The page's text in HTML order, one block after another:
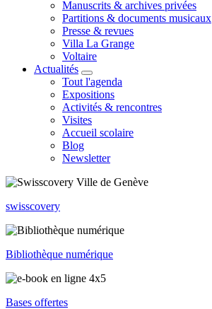
Manuscrits & archives privées
Partitions & documents musicaux
Presse & revues
Villa La Grange
Voltaire
Actualités
Tout l'agenda
Expositions
Activités & rencontres
Visites
Accueil scolaire
Blog
Newsletter
swisscovery
Bibliothèque numérique
Bases offertes